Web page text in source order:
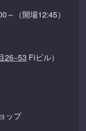
～（開場12:45）
26−53 Fiビル）
ップ